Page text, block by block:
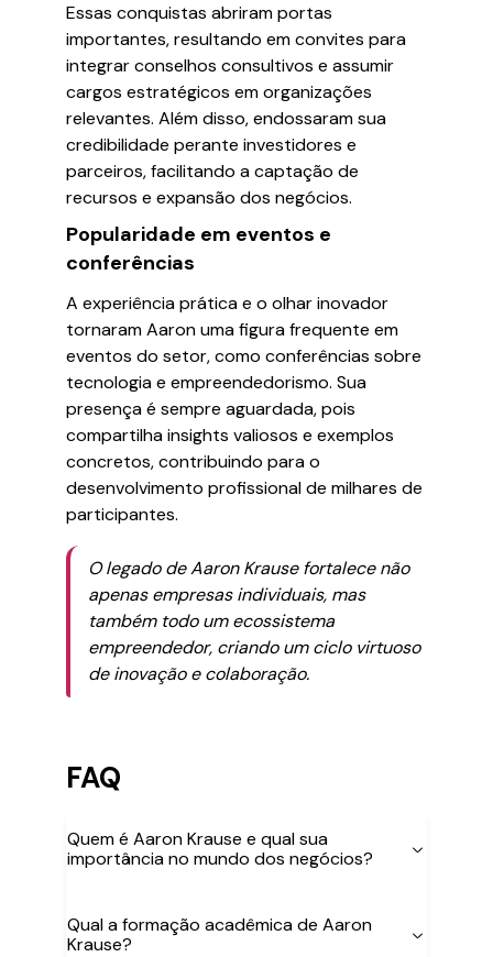
Essas conquistas abriram portas
importantes, resultando em convites para
integrar conselhos consultivos e assumir
cargos estratégicos em organizações
relevantes. Além disso, endossaram sua
credibilidade perante investidores e
parceiros, facilitando a captação de
recursos e expansão dos negócios.
Popularidade em eventos e
conferências
A experiência prática e o olhar inovador
tornaram Aaron uma figura frequente em
eventos do setor, como conferências sobre
tecnologia e empreendedorismo. Sua
presença é sempre aguardada, pois
compartilha insights valiosos e exemplos
concretos, contribuindo para o
desenvolvimento profissional de milhares de
participantes.
O legado de Aaron Krause fortalece não
apenas empresas individuais, mas
também todo um ecossistema
empreendedor, criando um ciclo virtuoso
de inovação e colaboração.
FAQ
Quem é Aaron Krause e qual sua
importância no mundo dos negócios?
Qual a formação acadêmica de Aaron
Krause?